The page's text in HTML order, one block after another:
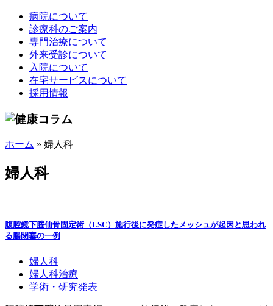
病院について
診療科のご案内
専門治療について
外来受診について
入院について
在宅サービスについて
採用情報
ホーム » 婦人科
婦人科
腹腔鏡下腟仙骨固定術（LSC）施行後に発症したメッシュが起因と思われ
る腸閉塞の一例
婦人科
婦人科治療
学術・研究発表